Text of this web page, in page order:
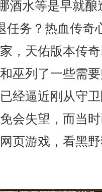
酒水等是早就
任务？热血传
，天佑版本传
巫列了一些需
经逼近刚从守
会失望，而当
页游戏，看黑